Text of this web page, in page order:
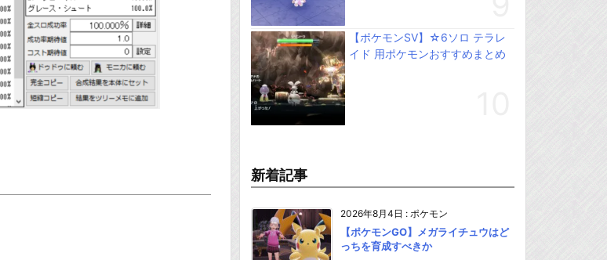
【ポケモンSV】☆6ソロ テラレ
イド 用ポケモンおすすめまとめ
新着記事
2026年8月4日 : ポケモン
【ポケモンGO】メガライチュウはど
っちを育成すべきか